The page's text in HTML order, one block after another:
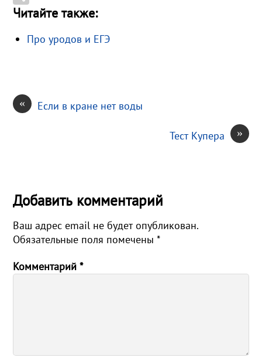
k
r
m
k
a
n
i
a
a
u
О
п
в
и
Читайте также:
Про уродов и ЕГЭ
« Если в кране нет воды
»
Тест Купера
Добавить комментарий
Ваш адрес email не будет опубликован.
Обязательные поля помечены*
Комментарий*